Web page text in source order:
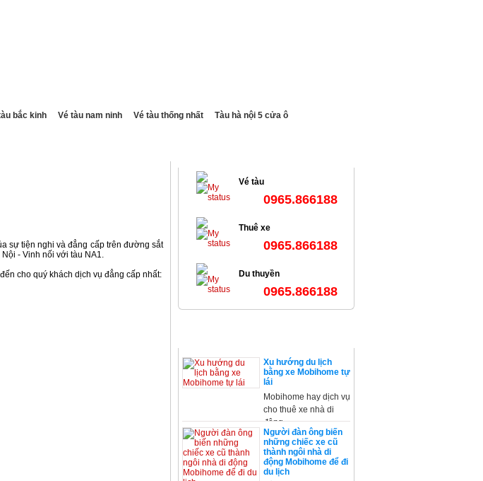
bắc kinh Vé tàu nam ninh Vé tàu thống nhất Tàu hà nội 5 cửa ô
sự tiện nghi và đẳng cấp trên đường sắt
- Vinh nối với tàu NA1.
cho quý khách dịch vụ đẳng cấp nhất:
Vé tàu
0965.866188
Thuê xe
0965.866188
Du thuyền
0965.866188
Xu hướng du lịch
bằng xe Mobihome tự
lái
Mobihome hay dịch vụ
cho thuê xe nhà di
động
Người đàn ông biến
những chiếc xe cũ
thành ngôi nhà di
động Mobihome để đi
du lịch